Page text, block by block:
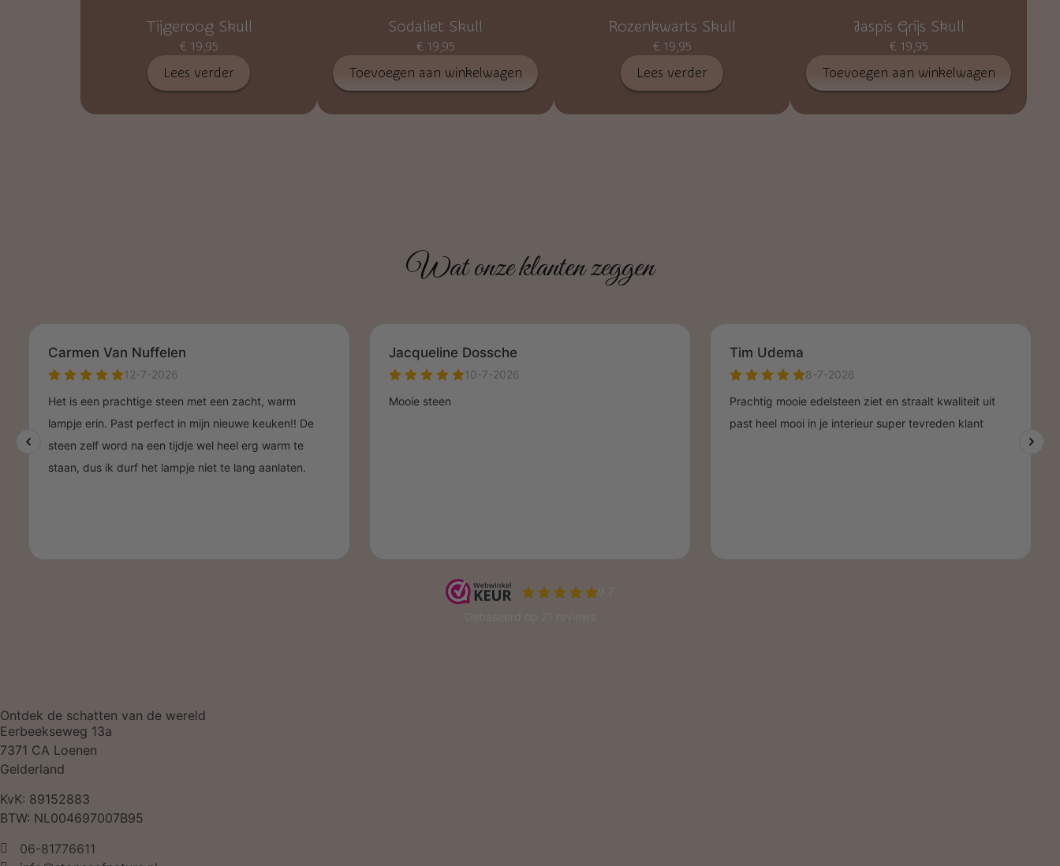
Tijgeroog Skull
€ 19,95
Lees verder
Sodaliet Skull
€ 19,95
Toevoegen aan winkelwagen
Rozenkwarts Skull
€ 19,95
Lees verder
Jaspis Grijs Skull
€ 19,95
Toevoegen aan winkelwagen
Wat onze klanten zeggen
Ontdek de schatten van de wereld
Eerbeekseweg 13a
7371 CA Loenen
Gelderland
KvK: 89152883
BTW: NL004697007B95
06-81776611